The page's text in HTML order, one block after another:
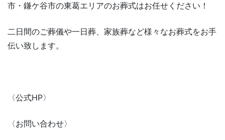
市・鎌ケ谷市の東葛エリアのお葬式はお任せください！
二日間のご葬儀や一日葬、家族葬など様々なお葬式をお手
伝い致します。
〈公式HP〉
〈お問い合わせ〉